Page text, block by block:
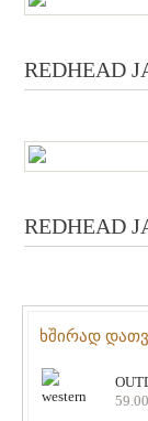
REDHEAD
REDHEAD
ხშირად
59.00